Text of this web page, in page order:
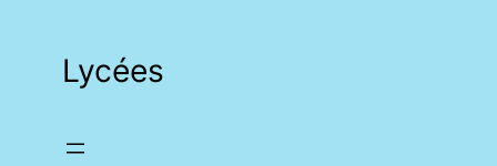
Lycées